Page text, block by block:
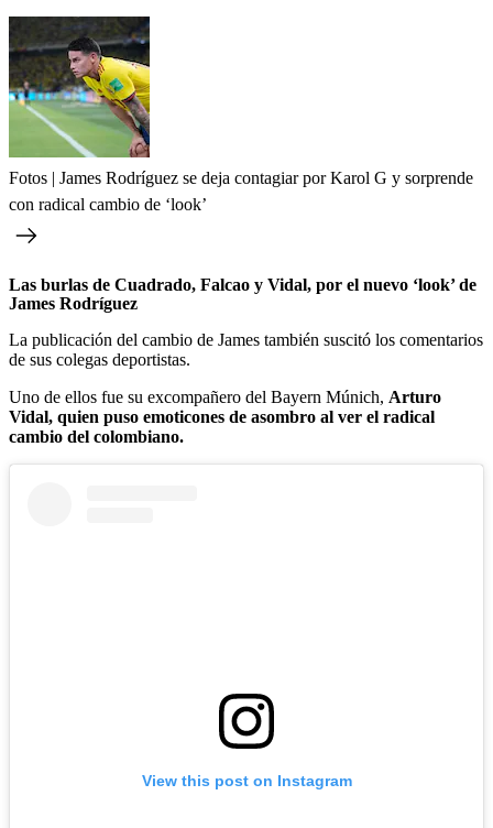
Fotos | James Rodríguez se deja contagiar por Karol G y sorprende
con radical cambio de ‘look’
Las burlas de Cuadrado, Falcao y Vidal, por el nuevo ‘look’ de
James Rodríguez
La publicación del cambio de James también suscitó los comentarios
de sus colegas deportistas.
Uno de ellos fue su excompañero del Bayern Múnich, Arturo
Vidal, quien puso emoticones de asombro al ver el radical
cambio del colombiano.
View this post on Instagram